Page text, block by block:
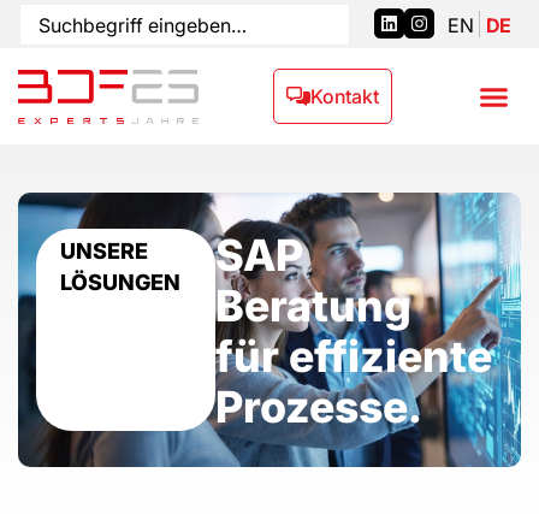
EN DE
Kontakt
UNSERE
LÖSUNGEN
SAP
Beratung
für effiziente
Prozesse.